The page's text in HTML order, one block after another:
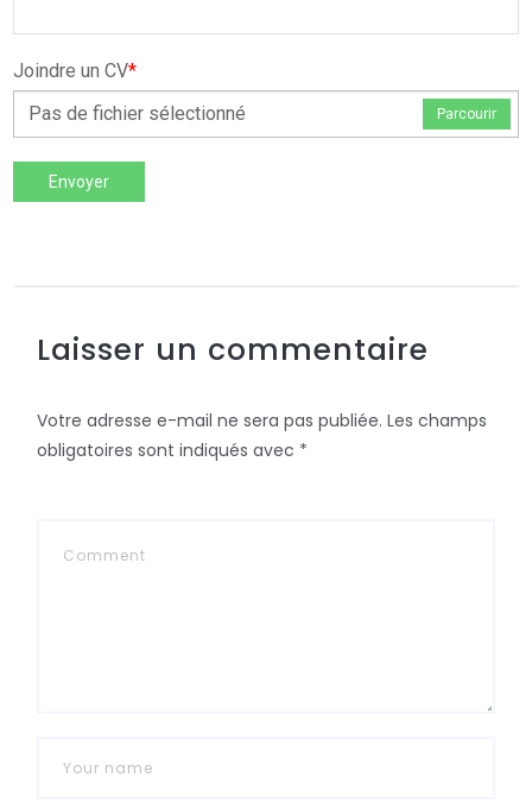
Joindre un CV*
Pas de fichier sélectionné
Parcourir
Envoyer
Laisser un commentaire
Votre adresse e-mail ne sera pas publiée. Les champs
obligatoires sont indiqués avec *